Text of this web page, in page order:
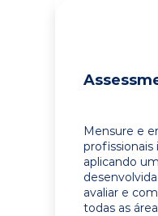
Mensure e
profissionais
aplicando
avaliar e
todas as